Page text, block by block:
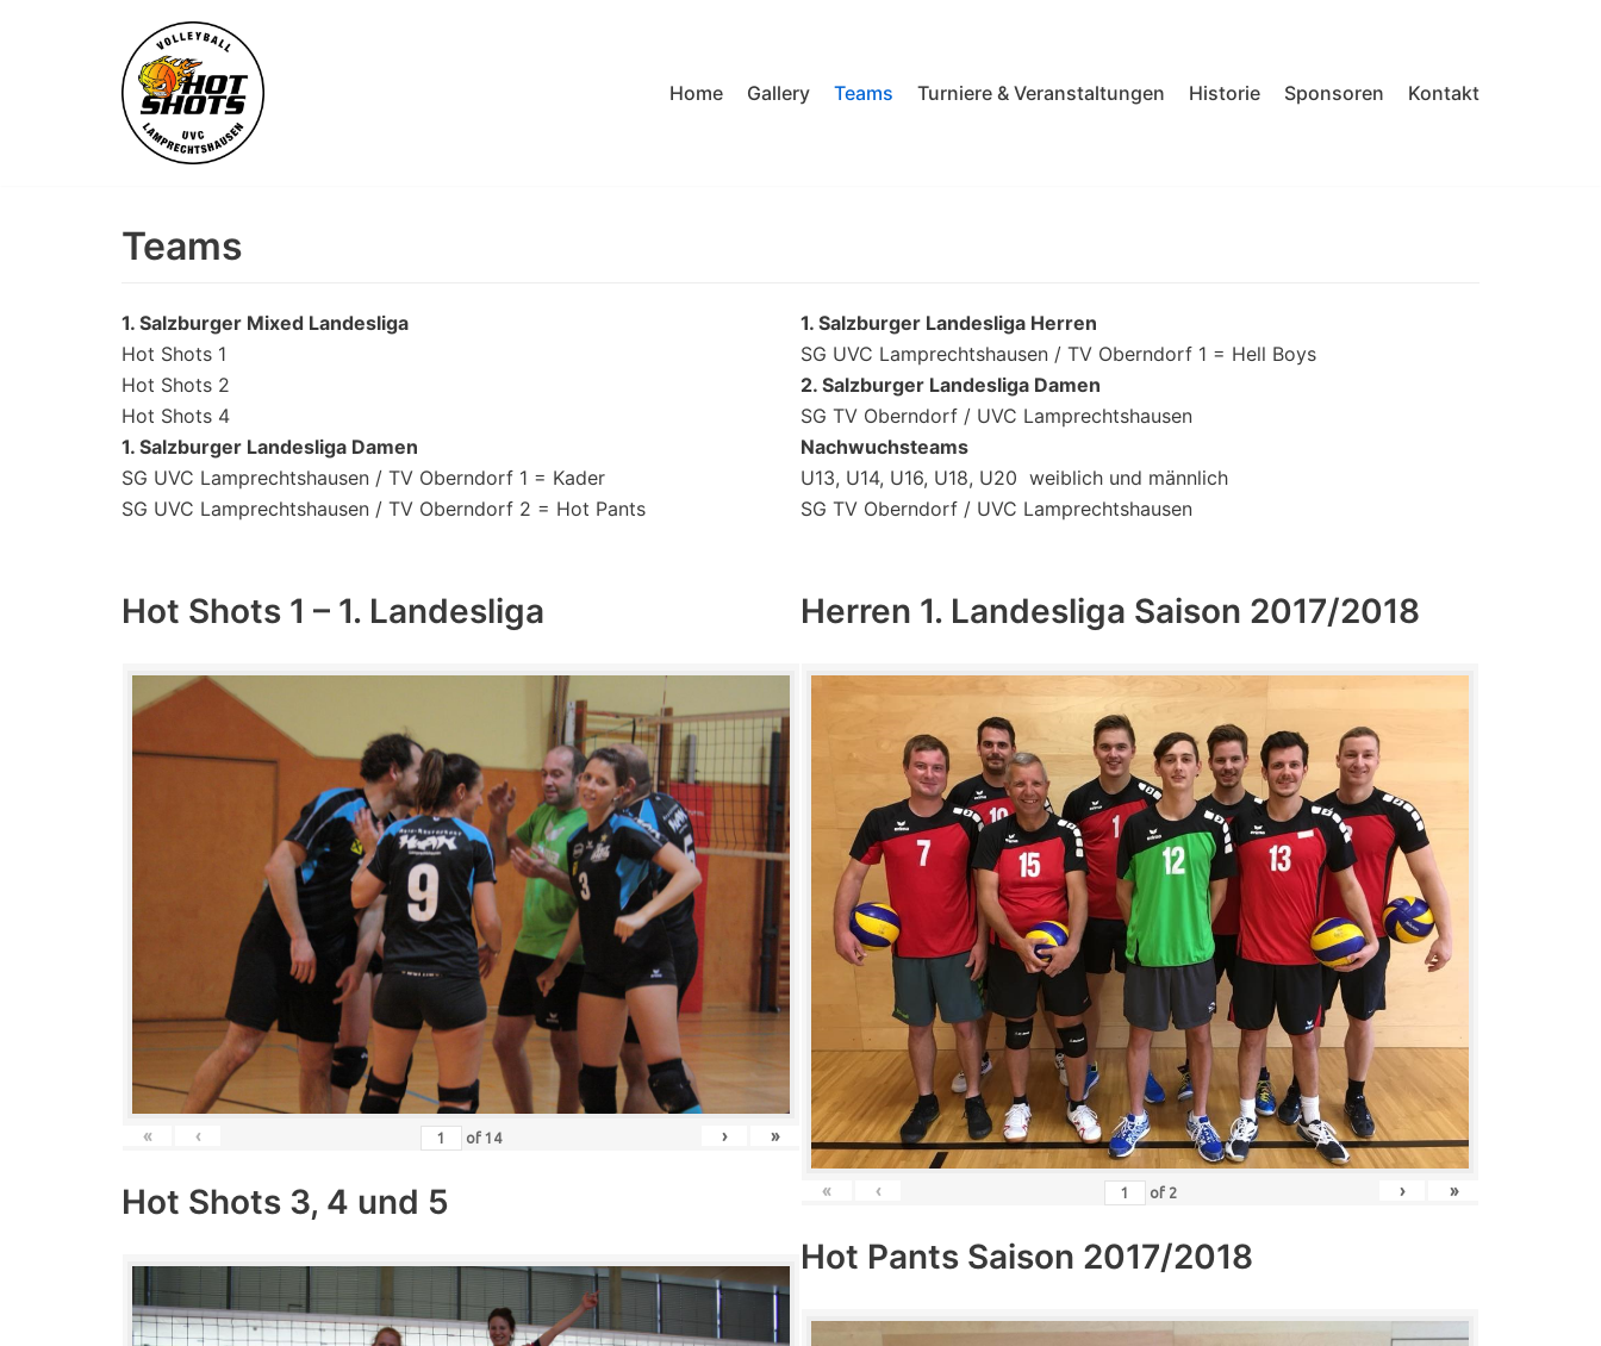
Home Gallery Teams Turniere & Veranstaltungen Historie Sponsoren Kontakt
Teams
1. Salzburger Mixed Landesliga
Hot Shots 1
Hot Shots 2
Hot Shots 4
1. Salzburger Landesliga Damen
SG UVC Lamprechtshausen / TV Oberndorf 1 = Kader
SG UVC Lamprechtshausen / TV Oberndorf 2 = Hot Pants
1. Salzburger Landesliga Herren
SG UVC Lamprechtshausen / TV Oberndorf 1 = Hell Boys
2. Salzburger Landesliga Damen
SG TV Oberndorf / UVC Lamprechtshausen
Nachwuchsteams
U13, U14, U16, U18, U20 weiblich und männlich
SG TV Oberndorf / UVC Lamprechtshausen
Hot Shots 1 – 1. Landesliga
« ‹ of 14 › »
Hot Shots 3, 4 und 5
Herren 1. Landesliga Saison 2017/2018
« ‹ of 2 › »
Hot Pants Saison 2017/2018